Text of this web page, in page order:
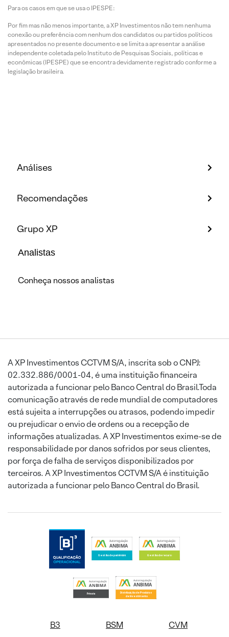
Para os casos em que se usa o IPESPE:
Por fim mas não menos importante, a XP Investimentos não tem nenhuma
conexão ou preferência com nenhum dos candidatos ou partidos políticos
apresentados no presente documento e se limita a apresentar a análise
independente coletada pelo Instituto de Pesquisas Sociais, políticas e
econômicas (IPESPE) que se encontra devidamente registrado conforme a
legislação brasileira.
Análises
Recomendações
Grupo XP
Analistas
Conheça nossos analistas
A XP Investimentos CCTVM S/A, inscrita sob o CNPJ:
02.332.886/0001-04, é uma instituição financeira
autorizada a funcionar pelo Banco Central do Brasil.Toda
comunicação através de rede mundial de computadores
está sujeita a interrupções ou atrasos, podendo impedir
ou prejudicar o envio de ordens ou a recepção de
informações atualizadas. A XP Investimentos exime-se de
responsabilidade por danos sofridos por seus clientes,
por força de falha de serviços disponibilizados por
terceiros. A XP Investimentos CCTVM S/A é instituição
autorizada a funcionar pelo Banco Central do Brasil.
B3 BSM CVM